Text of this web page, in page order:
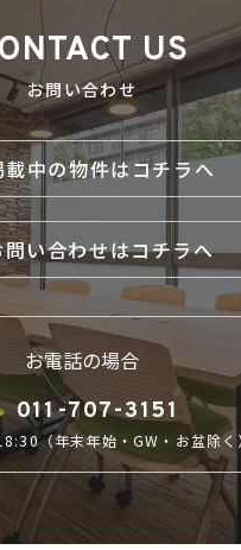
US
お問い合わせ
載中の物件はコチラへ
問い合わせはコチラへ
お電話の場合
011-707-3151
（年末年始・GW・お盆除く